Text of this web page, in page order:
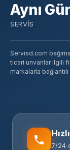
Aynı
SERVIS
Servisd.com
ticari unvanlar ilgili
markalarla
7/24